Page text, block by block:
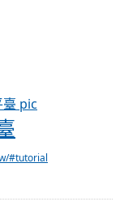
#tutorial